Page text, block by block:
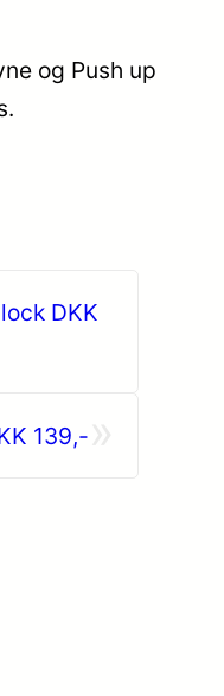
og Push up
DKK
139,-